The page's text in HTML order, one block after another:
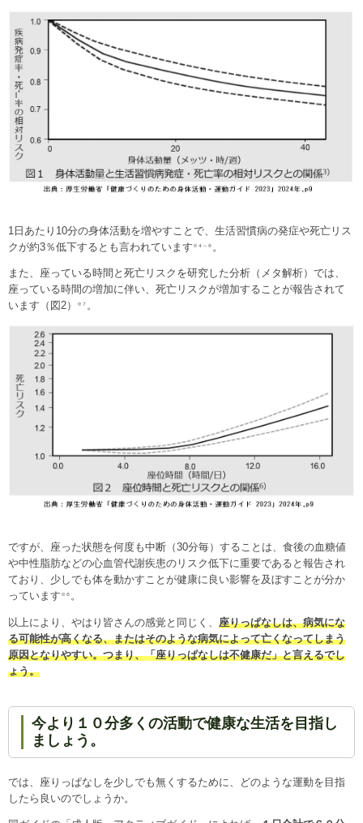
1日あたり10分の身体活動を増やすことで、生活習慣病の発症や死亡リス
クが約3％低下するとも言われています ※４～６ 。
また、座っている時間と死亡リスクを研究した分析（メタ解析）では、
座っている時間の増加に伴い、死亡リスクが増加することが報告されて
います（図2）
※７ 。
ですが、座った状態を何度も中断（30分毎）することは、食後の血糖値
や中性脂肪などの心血管代謝疾患のリスク低下に重要であると報告され
ており、少しでも体を動かすことが健康に良い影響を及ぼすことが分か
っています ※６ 。
以上により、やはり皆さんの感覚と同じく、 座りっぱなしは、病気にな
る可能性が高くなる、またはそのような病気によって亡くなってしまう
原因となりやすい。つまり、「座りっぱなしは不健康だ」と言えるでし
ょう。
今より１０分多くの活動で健康な生活を目指し
ましょう。
では、座りっぱなしを少しでも無くするために、どのような運動を目指
したら良いのでしょうか。